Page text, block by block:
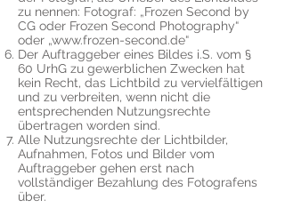
zu nen­nen: Fotograf: „Frozen Second by
CG oder Frozen Second Photography“
oder „www.frozen-second.de“
Der Auftraggeber eines Bildes i.S. vom §
60 UrhG zu gewerblichen Zwecken hat
kein Recht, das Lichtbild zu vervielfältigen
und zu verbreiten, wenn nicht die
entsprechenden Nutzungsrechte
übertragen worden sind.
Alle Nutzungsrechte der Lichtbilder,
Aufnahmen, Fotos und Bilder vom
Auftraggeber gehen erst nach
vollständiger Bezahlung des Fotografens
über.